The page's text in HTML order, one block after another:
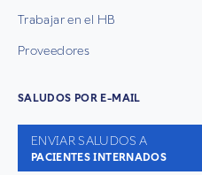
Trabajar en el HB
Proveedores
SALUDOS POR E-MAIL
ENVIAR SALUDOS A
PACIENTES INTERNADOS